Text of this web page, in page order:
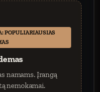
POPULIARIAUSIAS
namams. Įrangą
nemokamai.